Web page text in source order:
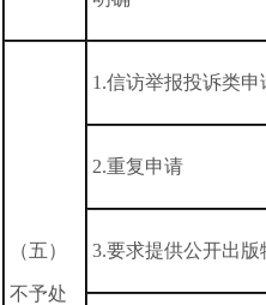
（五）
不予处
1.信访举报投诉类申
2.重复申请
3.要求提供公开出版